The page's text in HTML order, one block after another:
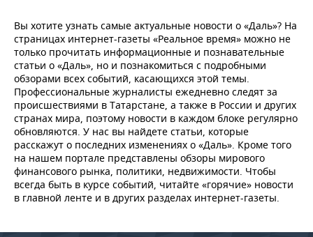
Вы хотите узнать самые актуальные новости о «Даль»? На
страницах интернет-газеты «Реальное время» можно не
только прочитать информационные и познавательные
статьи о «Даль», но и познакомиться с подробными
обзорами всех событий, касающихся этой темы.
Профессиональные журналисты ежедневно следят за
происшествиями в Татарстане, а также в России и других
странах мира, поэтому новости в каждом блоке регулярно
обновляются. У нас вы найдете статьи, которые
расскажут о последних изменениях о «Даль». Кроме того
на нашем портале представлены обзоры мирового
финансового рынка, политики, недвижимости. Чтобы
всегда быть в курсе событий, читайте «горячие» новости
в главной ленте и в других разделах интернет-газеты.